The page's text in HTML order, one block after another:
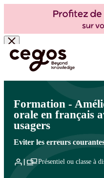
Skip to main content
Vous êtes ici : Accueil >Cegos,
professionnelle>Prise de parole en public
Formation -
orale en français
usagers
Eviter les erreurs
Présentiel ou classe à